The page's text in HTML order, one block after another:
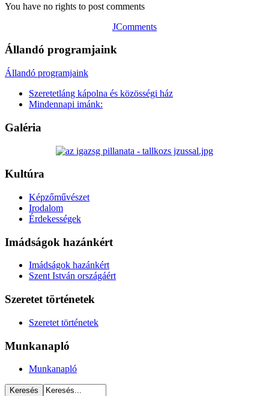
You have no rights to post comments
JComments
Állandó programjaink
Állandó programjaink
Szeretetláng kápolna és közösségi ház
Mindennapi imánk:
Galéria
Kultúra
Képzőművészet
Irodalom
Érdekességek
Imádságok hazánkért
Imádságok hazánkért
Szent István országáért
Szeretet történetek
Szeretet történetek
Munkanapló
Munkanapló